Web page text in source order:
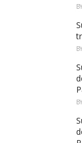
BY
BY
BY